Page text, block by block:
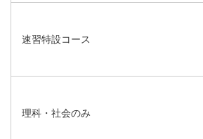
速習特設コース
理科・社会のみ